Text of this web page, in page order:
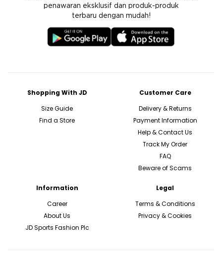
penawaran eksklusif dan produk-produk
terbaru dengan mudah!
Shopping With JD
Size Guide
Find a Store
Customer Care
Delivery & Returns
Payment Information
Help & Contact Us
Track My Order
FAQ
Beware of Scams
Information
Career
About Us
JD Sports Fashion Plc
Legal
Terms & Conditions
Privacy & Cookies